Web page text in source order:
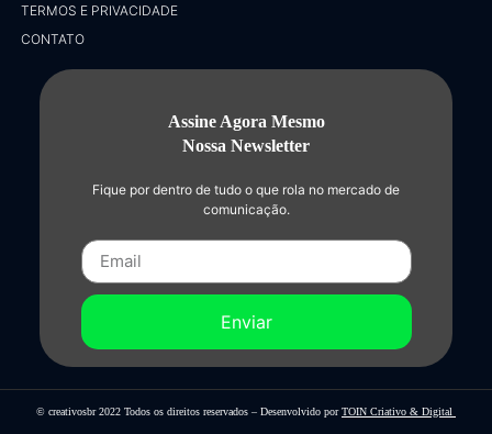
TERMOS E PRIVACIDADE
CONTATO
Assine Agora Mesmo
Nossa Newsletter
Fique por dentro de tudo o que rola no mercado de
comunicação.
Enviar
© creativosbr 2022 Todos os direitos reservados – Desenvolvido porTOIN Criativo & Digital